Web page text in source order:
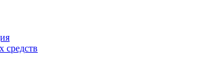
средств